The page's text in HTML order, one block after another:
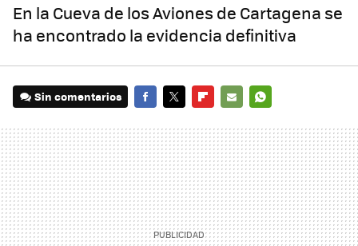
En la Cueva de los Aviones de Cartagena se
ha encontrado la evidencia definitiva
Sin comentarios
MAIL